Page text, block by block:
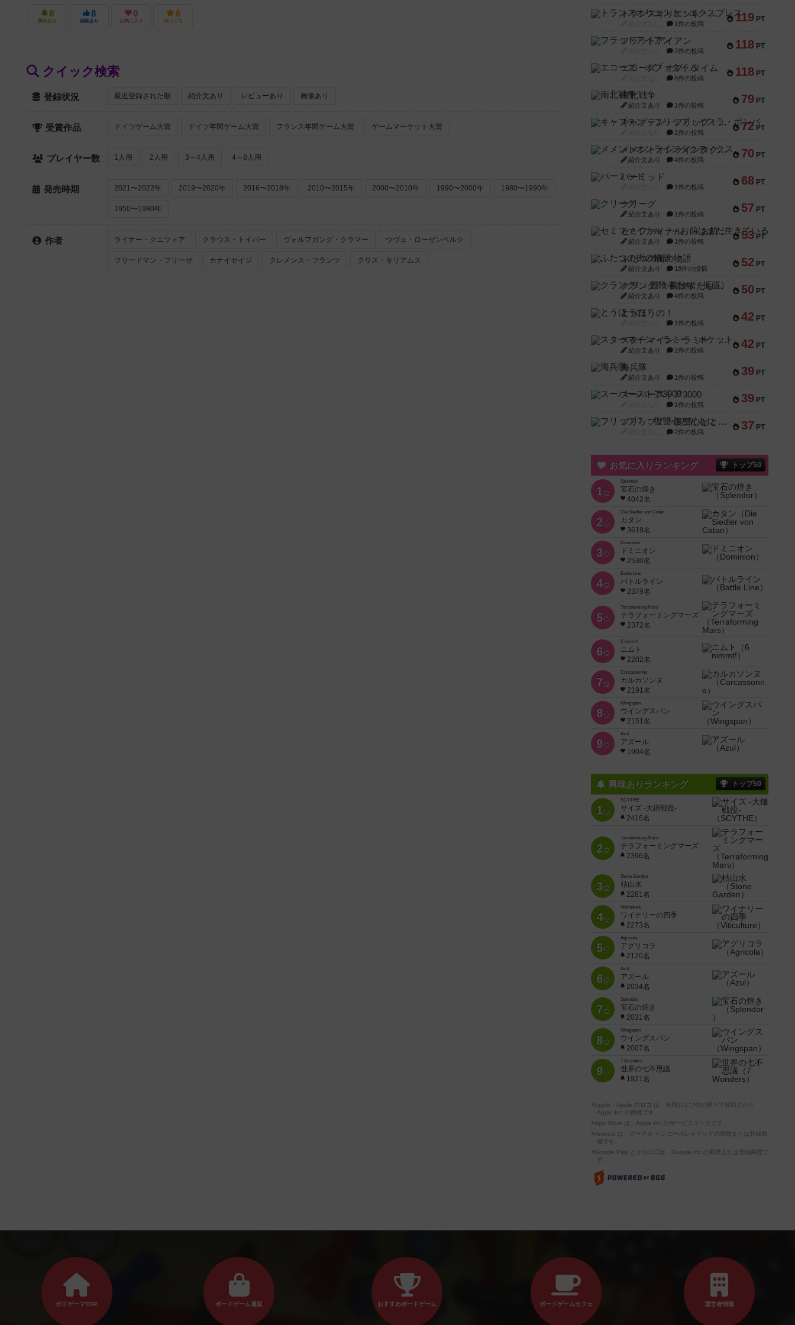
8
興味あり
8
経験あり
0
お気に入り
6
持ってる
クイック検索
登録状況 最近登録された順 紹介文あり レビューあり 画像あり
受賞作品 ドイツゲーム大賞 ドイツ年間ゲーム大賞 フランス年間ゲーム大賞 ゲームマーケット大賞
プレイヤー数 1人用 2人用 3～4人用 4～8人用
発売時期 2021〜2022年 2019〜2020年 2016〜2018年 2010〜2015年 2000〜2010年 1990〜2000年 1980〜1990年
1950〜1980年
作者 ライナー・クニツィア クラウス・トイバー ヴォルフガング・クラマー ウヴェ・ローゼンベルク
フリードマン・フリーゼ カナイセイジ クレメンス・フランツ クリス・キリアムス
119 PT
トランスオリエント・エクスプレス
1件の投稿
118 PT
フラットアイアン
2件の投稿
118 PT
エコーズ・オブ・タイム
8件の投稿
79 PT
南北戦争
紹介文あり 1件の投稿
72 PT
キャプテン・フリップ：イスラ・ボンバ
2件の投稿
70 PT
メメントオンラインタクティクス
紹介文あり 4件の投稿
68 PT
パーミッド
1件の投稿
57 PT
クリーグ
紹介文あり 1件の投稿
53 PT
セミファイナル ～お前はまだ生きている～
紹介文あり 1件の投稿
52 PT
ふたつの街の物語
紹介文あり 18件の投稿
50 PT
クランク! ：冒険者たち（拡張）
紹介文あり 4件の投稿
42 PT
とうほうの！
1件の投稿
42 PT
スターマイン・ラミー ポケット
紹介文あり 2件の投稿
39 PT
海兵隊
紹介文あり 1件の投稿
39 PT
スーパーストア3000
1件の投稿
37 PT
フリップ７：復讐心とともに
2件の投稿
お気に入りランキング トップ50
1位
Splendor
宝石の煌き
4042名
2位
Die Siedler von Catan
カタン
3618名
3位
Dominion
ドミニオン
2530名
4位
Battle Line
バトルライン
2379名
5位
Terraforming Mars
テラフォーミングマーズ
2372名
6位
6 nimmt!
ニムト
2202名
7位
Carcassonne
カルカソンヌ
2191名
8位
Wingspan
ウイングスパン
2151名
9位
Azul
アズール
1904名
興味ありランキング トップ50
1位
SCYTHE
サイズ -大鎌戦役-
2416名
2位
Terraforming Mars
テラフォーミングマーズ
2396名
3位
Stone Garden
枯山水
2281名
4位
Viticulture
ワイナリーの四季
2273名
5位
Agricola
アグリコラ
2120名
6位
Azul
アズール
2034名
7位
Splendor
宝石の煌き
2031名
8位
Wingspan
ウイングスパン
2007名
9位
7 Wonders
世界の七不思議
1921名
※Apple、Apple のロゴ は、米国および他の国々で登録された
Apple Inc.の商標です。
※App Store は、Apple Inc.のサービスマークです。
※Android は、グーグル インコーポレイテッドの商標または登録商
標です。
※Google Play とそのロゴは、Google Inc.の商標または登録商標で
す。
ボドゲーマTOP ボードゲーム通販 おすすめボードゲーム ボードゲームカフェ 運営者情報